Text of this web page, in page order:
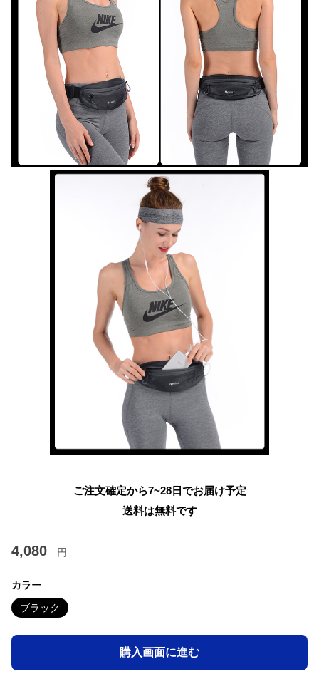
ご注文確定から7~28日でお届け予定
送料は無料です
4,080 円
カラー
ブラック
購入画面に進む